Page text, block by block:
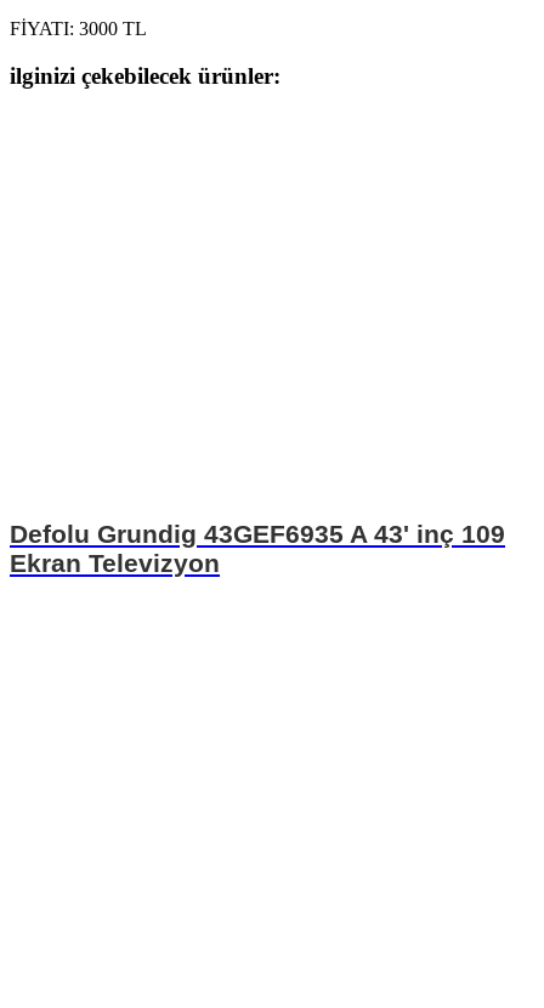
FİYATI: 3000 TL
ilginizi çekebilecek ürünler:
Defolu Grundig 43GEF6935 A 43' inç 109
Ekran Televizyon